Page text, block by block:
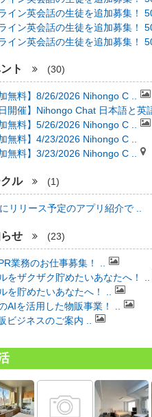
イン英会話の生徒を追加募集！
イン英会話の生徒を追加募集！
イン英会話の生徒を追加募集！
ト (30)
加無料】8/26/2026 Nihongo C ..
日開催】Nihongo Chat 日本語と英
加無料】5/26/2026 Nihongo C ..
加無料】4/23/2026 Nihongo C ..
加無料】3/23/2026 Nihongo C ..
ル (1)
リリース予定のアプリ紹介で ..
せ (23)
業務のお仕事募集！ ..
をザクザク貯めたいあなたへ！ ..
を貯めたいあなたへ！ ..
AIを活用した物販事業！ ..
ビジネスのご案内 ..